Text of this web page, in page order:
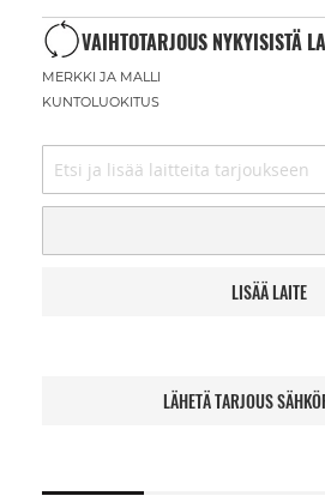
VAIHTOTARJOUS NYKYISISTÄ
MERKKI JA MALLI
KUNTOLUOKITUS
LISÄÄ LAITE
LÄHETÄ TARJOUS